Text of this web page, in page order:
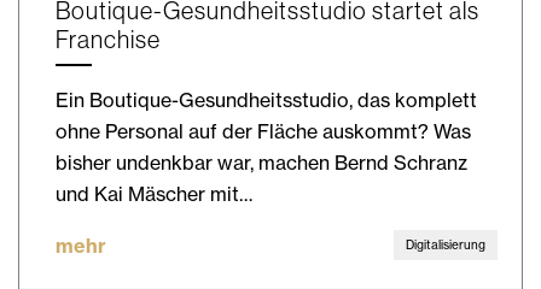
Boutique-Gesundheitsstudio startet als
Franchise
Ein Boutique-Gesundheitsstudio, das komplett
ohne Personal auf der Fläche auskommt? Was
bisher undenkbar war, machen Bernd Schranz
und Kai Mäscher mit…
mehr Digitalisierung